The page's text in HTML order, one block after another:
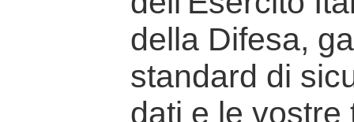
della Difesa,
standard di
dati e le vostre